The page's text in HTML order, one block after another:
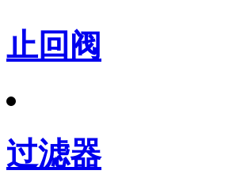
止回阀
过滤器